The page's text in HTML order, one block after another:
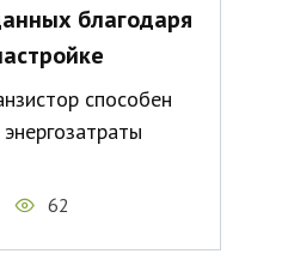
благодаря
способен
62